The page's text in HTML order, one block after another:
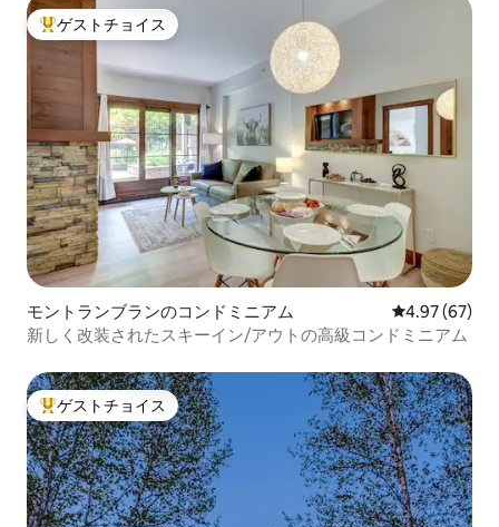
大好評のゲストチョイスです。
ゲストチョイス
モントランブランのコンドミニアム レビュー67
4.97 (67)
新しく改装されたスキーイン/アウトの高級コンドミニアム
大好評のゲストチョイスです。
ゲストチョイス